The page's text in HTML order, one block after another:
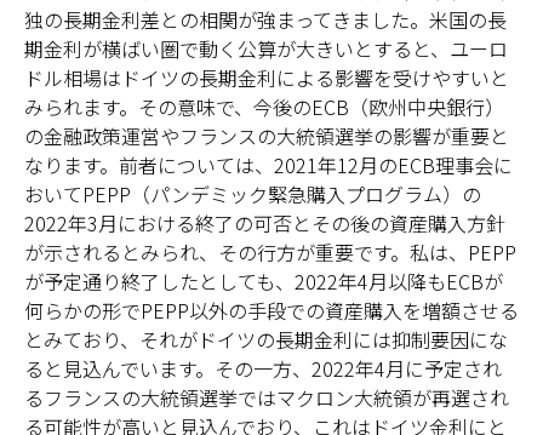
独の長期金利差との相関が強まってきました。米国の長
期金利が横ばい圏で動く公算が大きいとすると、ユーロ
ドル相場はドイツの長期金利による影響を受けやすいと
みられます。その意味で、今後のECB（欧州中央銀行）
の金融政策運営やフランスの大統領選挙の影響が重要と
なります。前者については、2021年12月のECB理事会に
おいてPEPP（パンデミック緊急購入プログラム）の
2022年3月における終了の可否とその後の資産購入方針
が示されるとみられ、その行方が重要です。私は、PEPP
が予定通り終了したとしても、2022年4月以降もECBが
何らかの形でPEPP以外の手段での資産購入を増額させる
とみており、それがドイツの長期金利には抑制要因にな
ると見込んでいます。その一方、2022年4月に予定され
るフランスの大統領選挙ではマクロン大統領が再選され
る可能性が高いと見込んでおり、これはドイツ金利にと